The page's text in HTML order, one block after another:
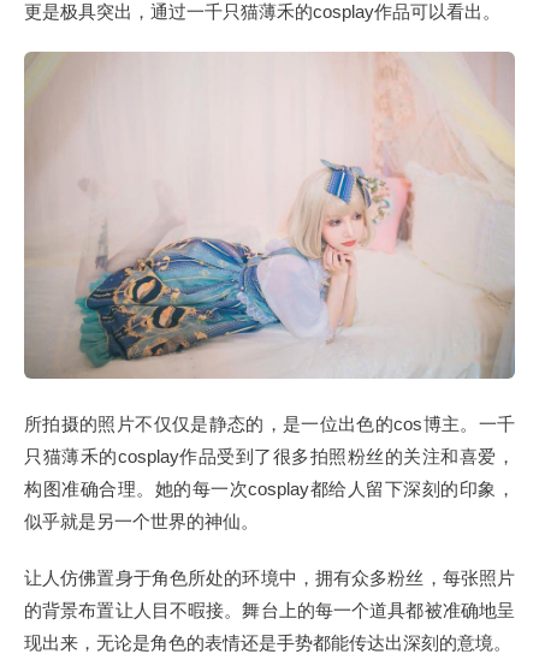
更是极具突出，通过一千只猫薄禾的cosplay作品可以看出。
所拍摄的照片不仅仅是静态的，是一位出色的cos博主。一千
只猫薄禾的cosplay作品受到了很多拍照粉丝的关注和喜爱，
构图准确合理。她的每一次cosplay都给人留下深刻的印象，
似乎就是另一个世界的神仙。
让人仿佛置身于角色所处的环境中，拥有众多粉丝，每张照片
的背景布置让人目不暇接。舞台上的每一个道具都被准确地呈
现出来，无论是角色的表情还是手势都能传达出深刻的意境。